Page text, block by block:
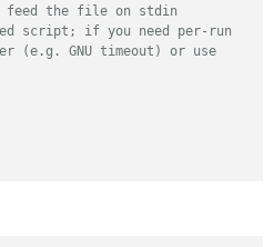
the file on stdin
script; if you need per-run
(e.g. GNU timeout) or use